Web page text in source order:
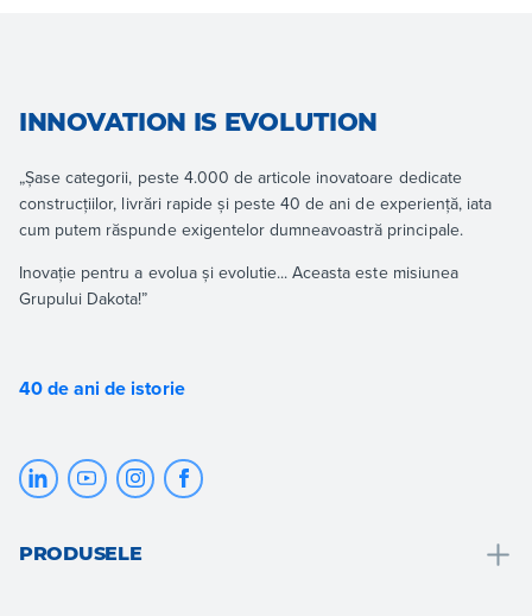
INNOVATION IS EVOLUTION
„Șase categorii, peste 4.000 de articole inovatoare dedicate
construcțiilor, livrări rapide și peste 40 de ani de experiență, iata
cum putem răspunde exigentelor dumneavoastră principale.
Inovație pentru a evolua și evolutie... Aceasta este misiunea
Grupului Dakota!”
40 de ani de istorie
PRODUSELE